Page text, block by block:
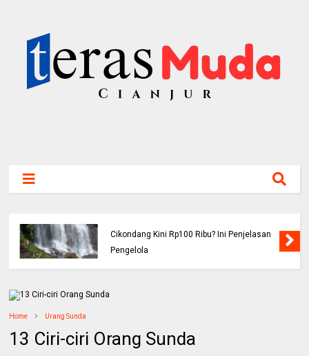
Cikondang Kini Rp100 Ribu? Ini Penjelasan
Pengelola
Home Urang Sunda
13 Ciri-ciri Orang Sunda